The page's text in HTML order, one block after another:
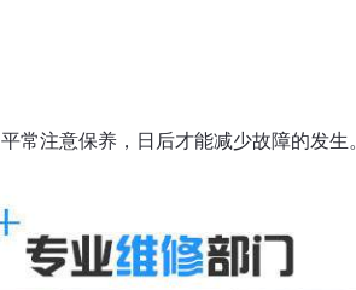
常注意保养，日后才能减少故障的发生。